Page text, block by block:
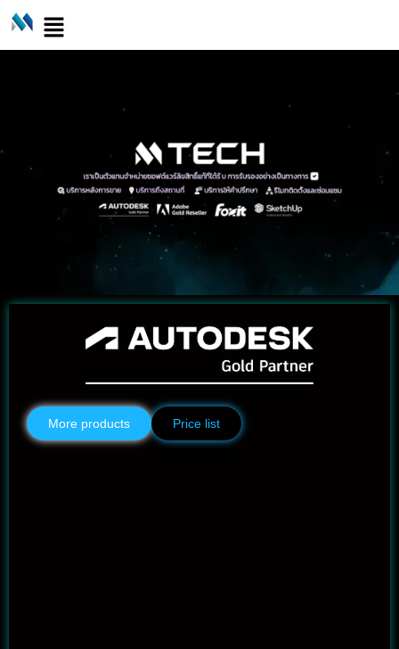
More products Price list